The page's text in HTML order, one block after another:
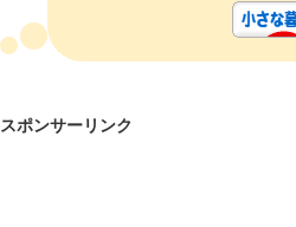
スポンサーリンク